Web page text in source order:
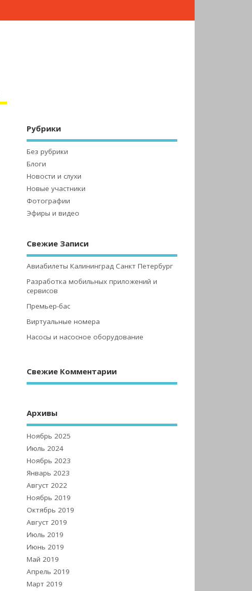
Рубрики
Без рубрики
Блоги
Новости и слухи
Новые участники
Фотографии
Эфиры и видео
Свежие Записи
Авиабилеты Калининград Санкт Петербург
Разработка мобильных приложений и
сервисов
Премьер-бас
Виртуальные номера
Насосы и насосное оборудование
Свежие Комментарии
Архивы
Ноябрь 2025
Июль 2024
Ноябрь 2023
Январь 2023
Август 2022
Ноябрь 2019
Октябрь 2019
Август 2019
Июль 2019
Июнь 2019
Май 2019
Апрель 2019
Март 2019